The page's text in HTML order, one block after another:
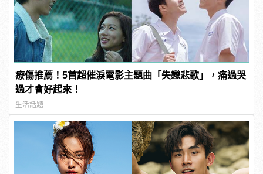
療傷推薦！5首超催淚電影主題曲「失戀悲歌」，痛過哭
過才會好起來！
生活話題